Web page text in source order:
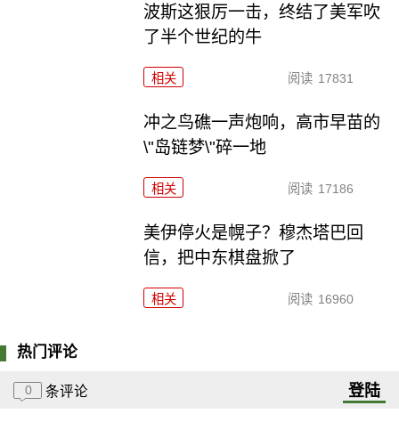
波斯这狠厉一击，终结了美军吹
了半个世纪的牛
相关 阅读 17831
冲之鸟礁一声炮响，高市早苗的
\"岛链梦\"碎一地
相关 阅读 17186
美伊停火是幌子？穆杰塔巴回
信，把中东棋盘掀了
相关 阅读 16960
热门评论
0 条评论 登陆